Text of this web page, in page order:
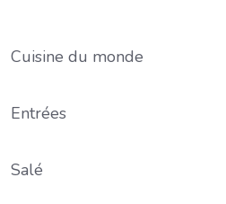
Cuisine du monde
Entrées
Salé